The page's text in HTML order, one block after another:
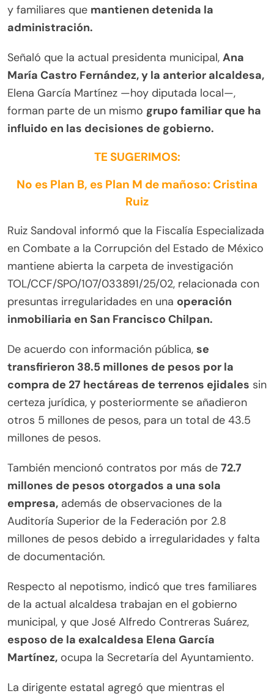
y familiares que mantienen detenida la
administración.
Señaló que la actual presidenta municipal, Ana
María Castro Fernández, y la anterior alcaldesa,
Elena García Martínez —hoy diputada local—,
forman parte de un mismo grupo familiar que ha
influido en las decisiones de gobierno.
TE SUGERIMOS:
No es Plan B, es Plan M de mañoso: Cristina
Ruiz
Ruiz Sandoval informó que la Fiscalía Especializada
en Combate a la Corrupción del Estado de México
mantiene abierta la carpeta de investigación
TOL/CCF/SPO/107/033891/25/02, relacionada con
presuntas irregularidades en una operación
inmobiliaria en San Francisco Chilpan.
De acuerdo con información pública, se
transfirieron 38.5 millones de pesos por la
compra de 27 hectáreas de terrenos ejidales sin
certeza jurídica, y posteriormente se añadieron
otros 5 millones de pesos, para un total de 43.5
millones de pesos.
También mencionó contratos por más de 72.7
millones de pesos otorgados a una sola
empresa, además de observaciones de la
Auditoría Superior de la Federación por 2.8
millones de pesos debido a irregularidades y falta
de documentación.
Respecto al nepotismo, indicó que tres familiares
de la actual alcaldesa trabajan en el gobierno
municipal, y que José Alfredo Contreras Suárez,
esposo de la exalcaldesa Elena García
Martínez, ocupa la Secretaría del Ayuntamiento.
La dirigente estatal agregó que mientras el